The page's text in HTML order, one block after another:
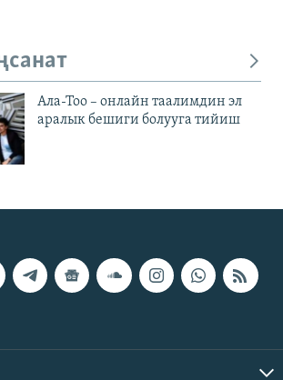
Ала-Тоо – онлайн таалимдин эл
аралык бешиги болууга тийиш